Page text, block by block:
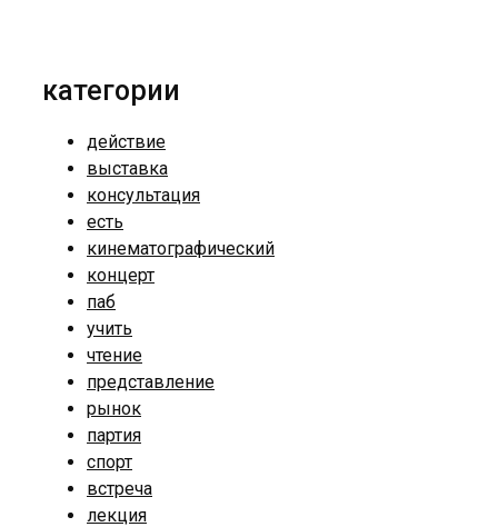
категории
действие
выставка
консультация
есть
кинематографический
концерт
паб
учить
чтение
представление
рынок
партия
спорт
встреча
лекция